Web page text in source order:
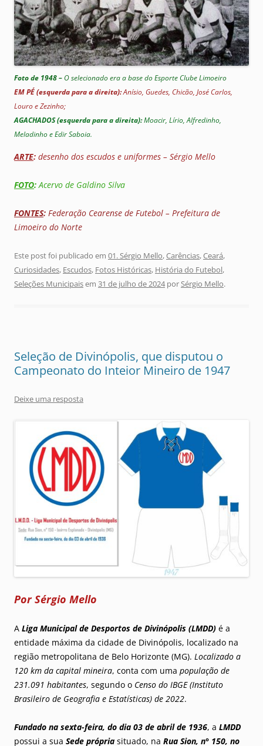
Foto de 1948 –O selecionado era a base do Esporte Clube Limoeiro
EM PÉ (esquerda para a direita):Anísio, Guedes, Chicão, José Carlos,
Louro e Zezinho;
AGACHADOS (esquerda para a direita):Moacir, Lírio, Alfredinho,
Meladinho e Edir Saboia.
ARTE: desenho dos escudos e uniformes – Sérgio Mello
FOTO:Acervo de Galdino Silva
FONTES: Federação Cearense de Futebol – Prefeitura de
Limoeiro do Norte
Este post foi publicado em 01. Sérgio Mello,Carências,Ceará,
Curiosidades, Escudos, Fotos Históricas, História do Futebol,
Seleções Municipaisem 31 de julho de 2024porSérgio Mello.
Seleção de Divinópolis, que disputou o
Campeonato do Inteior Mineiro de 1947
Deixe uma resposta
Por Sérgio Mello
A Liga Municipal de Desportos de Divinópolis (LMDD) é a
entidade máxima da cidade de Divinópolis, localizado na
região metropolitana de Belo Horizonte (MG). Localizado a
120 km da capital mineira, conta com uma população de
231.091 habitantes, segundo o Censo do IBGE (Instituto
Brasileiro de Geografia e Estatísticas) de 2022.
Fundado na sexta-feira, do dia 03 de abril de 1936, a LMDD
possui a sua Sede própria situado, na Rua Sion, n° 150, no